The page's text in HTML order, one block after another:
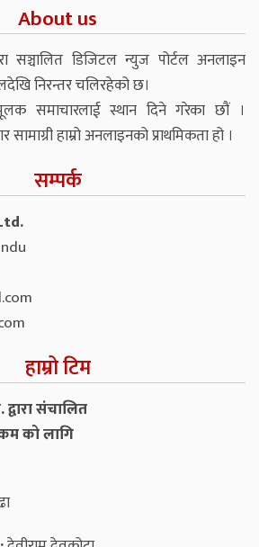
About us
सञ्चालित डिजिटल न्युज पोर्टल अनलाइन
निरन्तर चलिरहेको छ।
समाचारलाई स्थान दिने गरेका छौं ।
हाम्रो अनलाइनको प्राथमिकता हो ।
सम्पर्क
हाम्रो टिम
द्वारा संचालित
को लागि